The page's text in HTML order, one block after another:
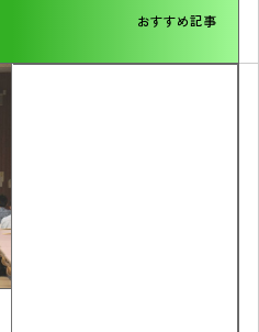
おすすめ記事